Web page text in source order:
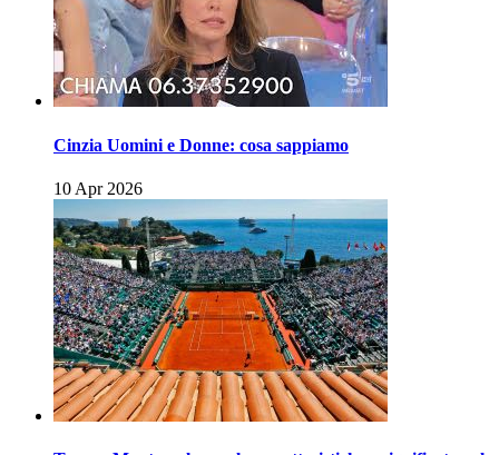
Cinzia Uomini e Donne: cosa sappiamo
10 Apr 2026